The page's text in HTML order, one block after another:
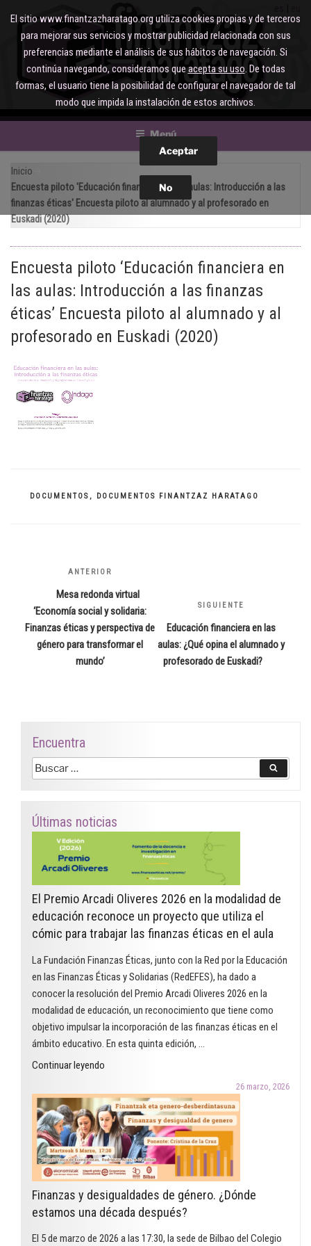
contenido
Menú
Inicio
Encuesta piloto 'Educación financiera en las aulas: Introducción a las
finanzas éticas' Encuesta piloto al alumnado y al profesorado en
Euskadi (2020)
Encuesta piloto ‘Educación financiera en
las aulas: Introducción a las finanzas
éticas’ Encuesta piloto al alumnado y al
profesorado en Euskadi (2020)
CATEGORÍAS
DOCUMENTOS , DOCUMENTOS FINANTZAZ HARATAGO
Navegación
entradas
Entrada
anterior:
ANTERIOR
Mesa redonda virtual
‘Economía social y solidaria:
Finanzas éticas y perspectiva de
género para transformar el
mundo’
Siguiente
entrada
SIGUIENTE
Educación financiera en las
aulas: ¿Qué opina el alumnado y
profesorado de Euskadi?
Encuentra
Buscar
por:
Últimas noticias
El Premio Arcadi Oliveres 2026 en la modalidad de
educación reconoce un proyecto que utiliza el
cómic para trabajar las finanzas éticas en el aula
La Fundación Finanzas Éticas, junto con la Red por la Educación
en las Finanzas Éticas y Solidarias (RedEFES), ha dado a
conocer la resolución del Premio Arcadi Oliveres 2026 en la
modalidad de educación, un reconocimiento que tiene como
objetivo impulsar la incorporación de las finanzas éticas en el
ámbito educativo. En esta quinta edición, …
Continuar leyendo
Arcadi
Oliveres
2026
en
la
modalidad
de
educación
reconoce
26 marzo, 2026
Finanzas y desigualdades de género. ¿Dónde
estamos una década después?
El 5 de marzo de 2026 a las 17:30, la sede de Bilbao del Colegio
El sitio www.finantzazharatago.org utiliza cookies propias y de terceros
para mejorar sus servicios y mostrar publicidad relacionada con sus
preferencias mediante el análisis de sus hábitos de navegación. Si
continúa navegando, consideramos queacepta su uso. De todas
formas, el usuario tiene la posibilidad de configurar el navegador de tal
modo que impida la instalación de estos archivos.